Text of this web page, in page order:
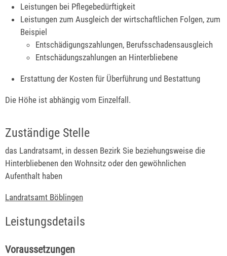
Leistungen bei Pflegebedürftigkeit
Leistungen zum Ausgleich der wirtschaftlichen Folgen, zum
Beispiel
Entschädigungszahlungen, Berufsschadensausgleich
Entschädungszahlungen an Hinterbliebene
Erstattung der Kosten für Überführung und Bestattung
Die Höhe ist abhängig vom Einzelfall.
Zuständige Stelle
das Landratsamt, in dessen Bezirk Sie beziehungsweise die
Hinterbliebenen den Wohnsitz oder den gewöhnlichen
Aufenthalt haben
Landratsamt Böblingen
Leistungsdetails
Voraussetzungen